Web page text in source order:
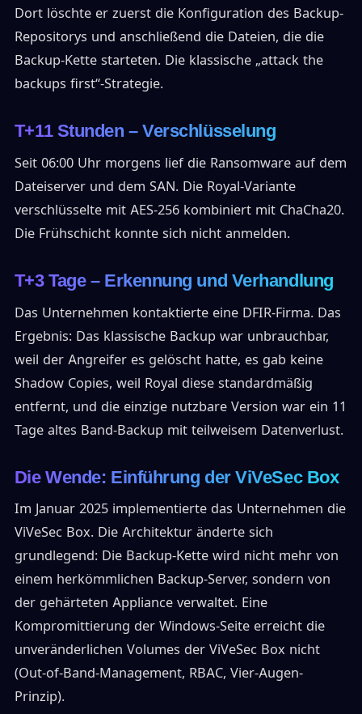
Dort löschte er zuerst die Konfiguration des Backup-
Repositorys und anschließend die Dateien, die die
Backup-Kette starteten. Die klassische „attack the
backups first“-Strategie.
T+11 Stunden – Verschlüsselung
Seit 06:00 Uhr morgens lief die Ransomware auf dem
Dateiserver und dem SAN. Die Royal-Variante
verschlüsselte mit AES-256 kombiniert mit ChaCha20.
Die Frühschicht konnte sich nicht anmelden.
T+3 Tage – Erkennung und Verhandlung
Das Unternehmen kontaktierte eine DFIR-Firma. Das
Ergebnis: Das klassische Backup war unbrauchbar,
weil der Angreifer es gelöscht hatte, es gab keine
Shadow Copies, weil Royal diese standardmäßig
entfernt, und die einzige nutzbare Version war ein 11
Tage altes Band-Backup mit teilweisem Datenverlust.
Die Wende: Einführung der ViVeSec Box
Im Januar 2025 implementierte das Unternehmen die
ViVeSec Box. Die Architektur änderte sich
grundlegend: Die Backup-Kette wird nicht mehr von
einem herkömmlichen Backup-Server, sondern von
der gehärteten Appliance verwaltet. Eine
Kompromittierung der Windows-Seite erreicht die
unveränderlichen Volumes der ViVeSec Box nicht
(Out-of-Band-Management, RBAC, Vier-Augen-
Prinzip).